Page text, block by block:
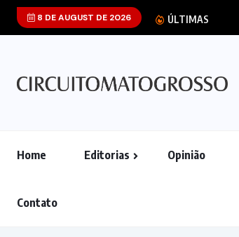
8 DE AUGUST DE 2026 ÚLTIMAS
Home Editorias Opinião
Contato